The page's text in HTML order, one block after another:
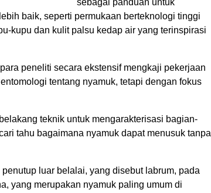
sebagai panduan untuk
baik, seperti permukaan berteknologi tinggi
kupu dan kulit palsu kedap air yang terinspirasi
peneliti secara ekstensif mengkaji pekerjaan
tentang nyamuk, tetapi dengan fokus
teknik untuk mengarakterisasi bagian-
tahu bagaimana nyamuk dapat menusuk tanpa
luar belalai, yang disebut labrum, pada
yang merupakan nyamuk paling umum di